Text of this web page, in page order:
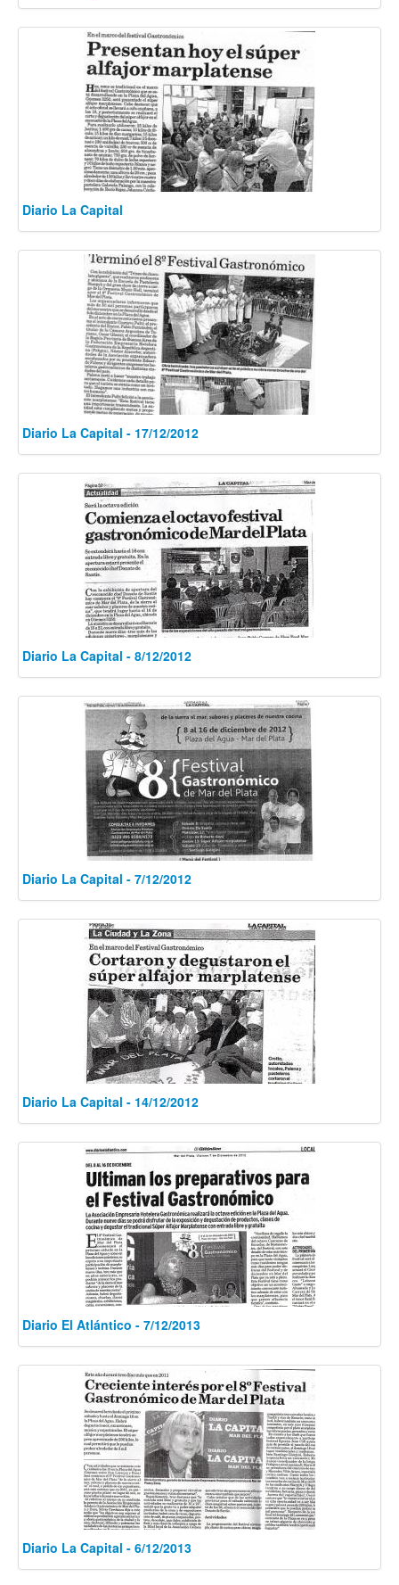
Diario La Capital
Diario La Capital - 17/12/2012
Diario La Capital - 8/12/2012
Diario La Capital - 7/12/2012
Diario La Capital - 14/12/2012
Diario El Atlántico - 7/12/2013
Diario La Capital - 6/12/2013